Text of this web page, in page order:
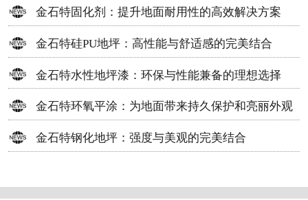
金石特固化剂：提升地面耐用性的高效解决方案
金石特硅PU地坪：高性能与舒适感的完美结合
金石特水性地坪漆：环保与性能兼备的理想选择
金石特环氧平涂：为地面带来持久保护和亮丽外观
金石特钢化地坪：强度与美观的完美结合